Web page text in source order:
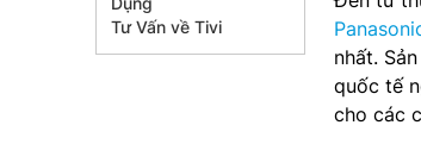
Tư Vấn về Tivi
nhất.
quốc tế
cho các